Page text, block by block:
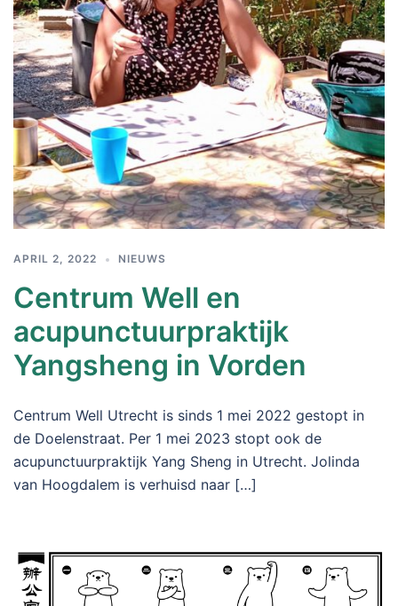
APRIL 2, 2022 NIEUWS
Centrum Well en
acupunctuurpraktijk
Yangsheng in Vorden
Centrum Well Utrecht is sinds 1 mei 2022 gestopt in
de Doelenstraat. Per 1 mei 2023 stopt ook de
acupunctuurpraktijk Yang Sheng in Utrecht. Jolinda
van Hoogdalem is verhuisd naar […]